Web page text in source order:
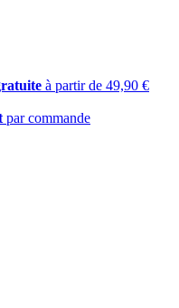
à partir de 49,90 €
par commande